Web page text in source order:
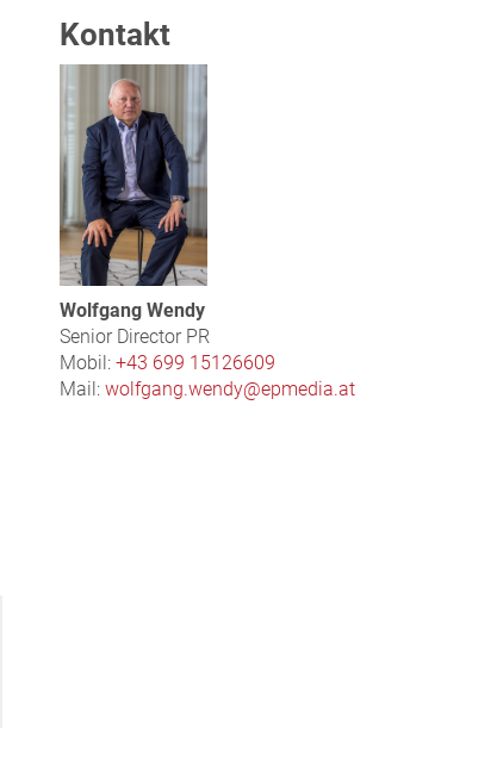
Kontakt
Wolfgang Wendy
Senior Director PR
Mobil:+43 699 15126609
Mail:wolfgang.wendy@epmedia.at